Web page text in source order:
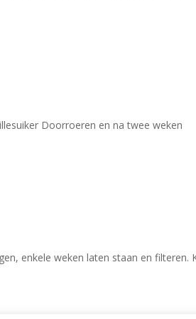
Doorroeren en na twee weken
enkele weken laten staan en filteren.